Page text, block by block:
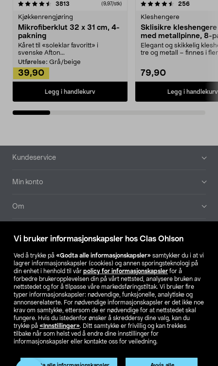
Vi bruker informasjonskapsler hos Clas Ohlson
Ved å trykke på «Godta alle informasjonskapsler» samtykker du i at vi
lagrer informasjonskapsler (cookies) og annen sporingsteknologi på
din enhet i henhold til vår policy for informasjonskapsler for å
forbedre brukeropplevelsen din på vårt nettsted, analysere bruken av
nettstedet og for å tilpasse våre markedsføringstiltak. Vi bruker fire
typer informasjonskapsler: nødvendige, funksjonelle, analytiske og
annonserelaterte. For nødvendige informasjonskapsler er det ikke noe
krav om samtykke, ettersom de er nødvendige for at nettstedet skal
fungere. Hvis du istedenfor ønsker å skreddersy dine valg, kan du
trykke på «Innstillinger». Ditt samtykke er frivillig og kan trekkes
tilbake når som helst ved å endre dine innstillinger for
informasjonskapsler eller kontakte oss for veiledning.
3813 anmeldelser(9,97/stk)
Kjøkkenrengjøring
Mikrofiberklut 32 x 31 cm, 4-
pakning
Kåret til «soleklar favoritt» i
svenske Afton...
Utførelse: Grå/beige
39,90
Legg i handlekurv
4.5av 5 stjerner 256
Kleshengere
Sklisikre
med metallpinne, 8-
Elegant og skikkelig
tre og metall – finnes i
79,90
Legg i handlekurv
4.5av 5 stjerner
Bunntekst
Kundeservice
Min konto
Om
Våre selskaper
Finn din butikk
SE NO FI